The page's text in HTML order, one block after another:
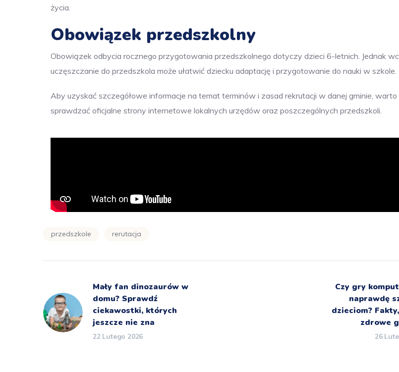
życia.
Obowiązek przedszkolny
Obowiązek odbycia rocznego przygotowania przedszkolnego dotyczy dzieci 6-letnich. Jednak
uczęszczanie do przedszkola może ułatwić dziecku adaptację i przygotowanie do nauki w szkole.
Aby uzyskać szczegółowe informacje na temat terminów i zasad rekrutacji w danej gminie, warto
sprawdzać oficjalne strony internetowe lokalnych urzędów oraz poszczególnych przedszkoli.
przedszkole rerutacja
Mały fan dinozaurów w
domu? Sprawdź
ciekawostki, których
jeszcze nie zna
22 Lutego 2026
Czy gry
naprawdę
dzieciom?
zdrowe
26